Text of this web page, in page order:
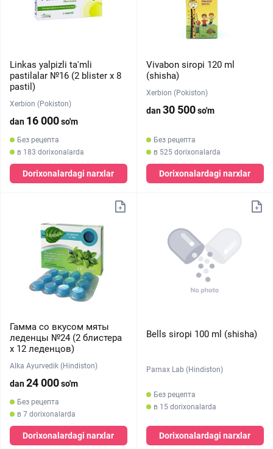
Linkas yalpizli ta'mli
pastilalar №16 (2 blister х 8
pastil)
Xerbion (Pokiston)
dan 16 000so'm
Без рецепта
в 183 dorixonalarda
Dorixonalardagi narxlar
Vivabon siropi 120 ml
(shisha)
Xerbion (Pokiston)
dan30 500so'm
Без рецепта
в 525 dorixonalarda
Dorixonalardagi narxlar
Гамма со вкусом мяты
леденцы №24 (2 блистера
х 12 леденцов)
Alka Ayurvedik (Hindiston)
dan24 000so'm
Без рецепта
в 7 dorixonalarda
Dorixonalardagi narxlar
Bells siropi 100 ml (shisha)
Parnax Lab (Hindiston)
Без рецепта
в 15 dorixonalarda
Dorixonalardagi narxlar